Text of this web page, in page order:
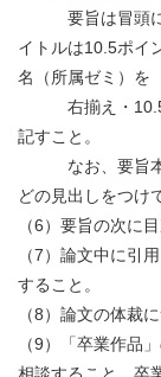
要旨は冒頭に論
イトルは10.5ポイ
名（所属ゼミ）を
右揃え・10.5ポ
記すこと。
なお、要旨本文
どの見出しをつけ
（6）要旨の次に
（7）論文中に引
すること。
（8）論文の体裁
（9）「卒業作品